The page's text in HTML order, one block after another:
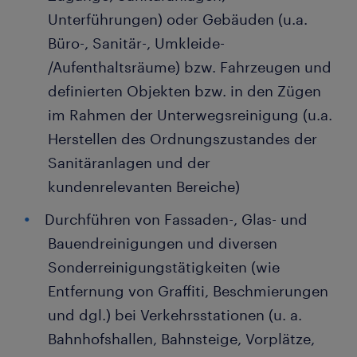
Unterführungen) oder Gebäuden (u.a.
Büro-, Sanitär-, Umkleide-
/Aufenthaltsräume) bzw. Fahrzeugen und
definierten Objekten bzw. in den Zügen
im Rahmen der Unterwegsreinigung (u.a.
Herstellen des Ordnungszustandes der
Sanitäranlagen und der
kundenrelevanten Bereiche)
Durchführen von Fassaden-, Glas- und
Bauendreinigungen und diversen
Sonderreinigungstätigkeiten (wie
Entfernung von Graffiti, Beschmierungen
und dgl.) bei Verkehrsstationen (u. a.
Bahnhofshallen, Bahnsteige, Vorplätze,